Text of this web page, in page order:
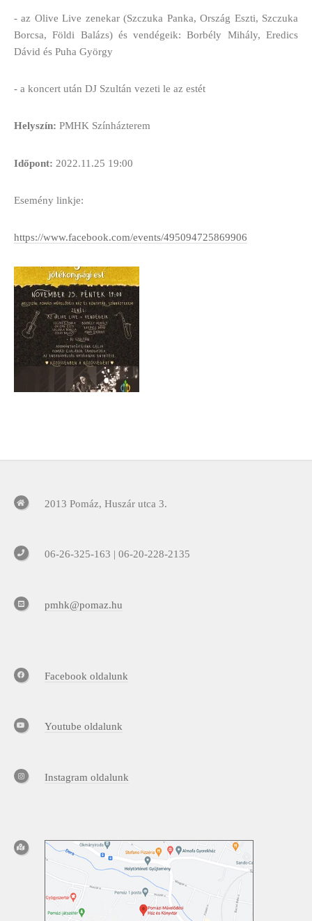
- az Olive Live zenekar (Szczuka Panka, Ország Eszti, Szczuka
Borcsa, Földi Balázs) és vendégeik: Borbély Mihály, Eredics
Dávid és Puha György
- a koncert után DJ Szultán vezeti le az estét
Helyszín: PMHK Színházterem
Időpont: 2022.11.25 19:00
Esemény linkje:
https://www.facebook.com/events/495094725869906
2013 Pomáz, Huszár utca 3.
06-26-325-163 | 06-20-228-2135
pmhk@pomaz.hu
Facebook oldalunk
Youtube oldalunk
Instagram oldalunk